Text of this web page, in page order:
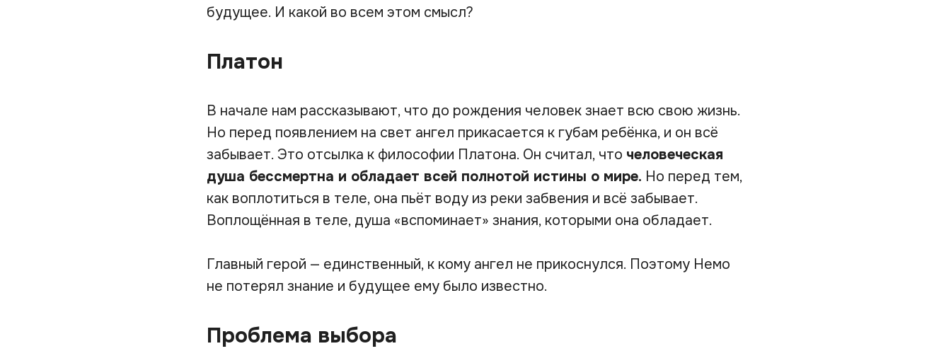
будущее. И какой во всем этом смысл?
Платон
В начале нам рассказывают, что до рождения человек знает всю свою жизнь.
Но перед появлением на свет ангел прикасается к губам ребёнка, и он всё
забывает. Это отсылка к философии Платона. Он считал, что человеческая
душа бессмертна и обладает всей полнотой истины о мире. Но перед тем,
как воплотиться в теле, она пьёт воду из реки забвения и всё забывает.
Воплощённая в теле, душа «вспоминает» знания, которыми она обладает.
Главный герой — единственный, к кому ангел не прикоснулся. Поэтому Немо
не потерял знание и будущее ему было известно.
Проблема выбора